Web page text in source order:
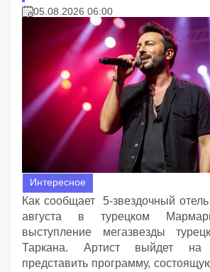
05.08.2026 06:00
Интересное
Как сообщает 5-звездочный
августа в турецком
выступление мегазвезды
Таркана. Артист выйдет на
представить программу,